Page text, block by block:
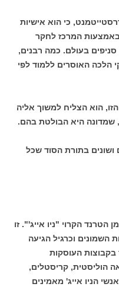
כי הוא אישיות
המרכז לחקר
הקבלה שלו, המפעיל לא פחות מ-50 סניפים בעולם. כמה רבנים,
הלכה האוסרים ללמוד לפי
הזו, הוא הצליח למשוך אליה
שמדונה היא הבולטת בהם.
ושונים בתורת הסוד שכל
הקרוי "ניו אייג'". זו
וכרגיל הגיעה
העוסקות
הוליסטית, קריסטלים,
הניו אייג' מאמינים